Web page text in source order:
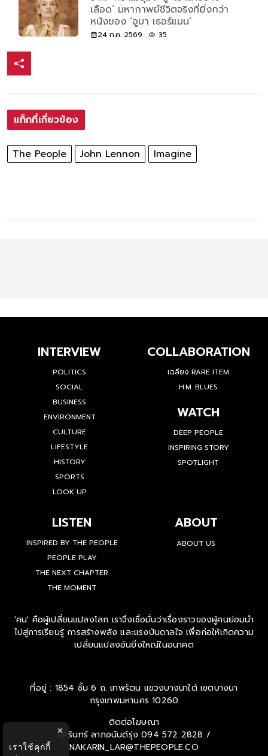
เลือด’ มหากาพย์ชีวิตจริงที่ยิ่งกว่า
หนังของ ‘อูมา เธอร์แมน’
24 ก.ค. 2569 35
แท็กที่เกี่ยวข้อง
The People John Lennon Imagine
INTERVIEW
POLITICS
SOCIAL
BUSINESS
ENVIRONMENT
CULTURE
LIFESTYLE
HISTORY
SPORTS
LOOK UP
COLLABORATION
เฉลียง RARE ITEM
H.M. BLUES
WATCH
DEEP PEOPLE
INSPIRING STORY
SPOTLIGHT
LISTEN
INSPIRED BY THE PEOPLE
PEOPLE PLAY
THE NEXT CHAPTER
THE MOMENT
ABOUT
ABOUT US
'คน' คือผู้เปลี่ยนแปลงโลก เราจึงเชื่อมั่นว่าเรื่องราวของผู้คนย่อมนำ
ไปสู่การเรียนรู้ การสร้างพลัง และแรงบันดาลใจ เพื่อก่อให้เกิดความ
เปลี่ยนแปลงอันยิ่งใหญ่ในอนาคต
ที่อยู่ : 1854 ชั้น 6 ถ. เทพรัตน แขวงบางนาใต้ เขตบางนา
กรุงเทพมหานคร 10260
ติดต่อโฆษณา
นครินทร์ ลาภอนันด์รุ่ง 094 572 2828 /
NAKARIN_LAR@THEPEOPLE.CO
×
เราใช้คุกกี้